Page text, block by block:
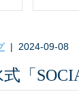
| 2024-09-08
「